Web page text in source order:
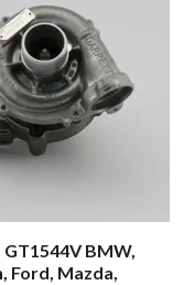
GT1544V BMW,
Ford, Mazda,